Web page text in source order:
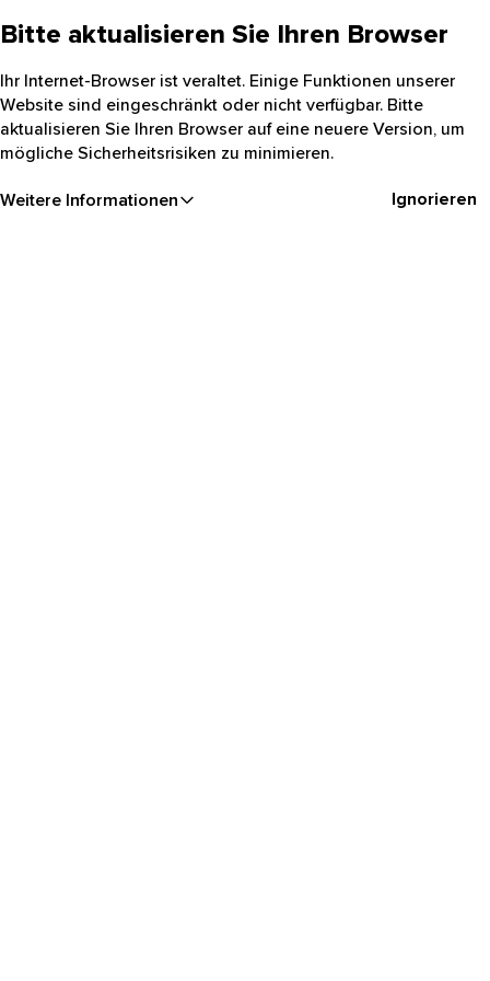
Bitte aktualisieren Sie Ihren Browser
Ihr Internet-Browser ist veraltet. Einige Funktionen unserer
Website sind eingeschränkt oder nicht verfügbar. Bitte
aktualisieren Sie Ihren Browser auf eine neuere Version, um
mögliche Sicherheitsrisiken zu minimieren.
Weitere Informationen Ignorieren